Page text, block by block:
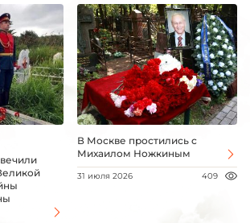
В Москве простились с
Михаилом Ножкиным
31 июля 2026 409